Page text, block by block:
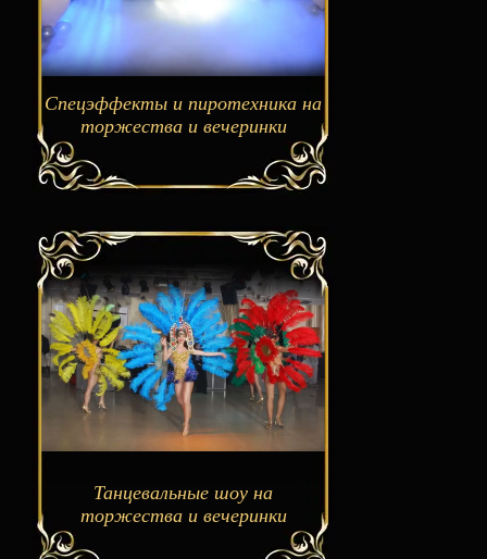
Спецэффекты и пиротехника на
торжества и вечеринки
Танцевальные шоу на
торжества и вечеринки